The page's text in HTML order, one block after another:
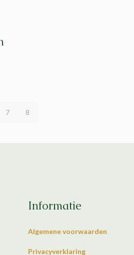
7 8
Informatie
Algemene voorwaarden
Privacyverklaring